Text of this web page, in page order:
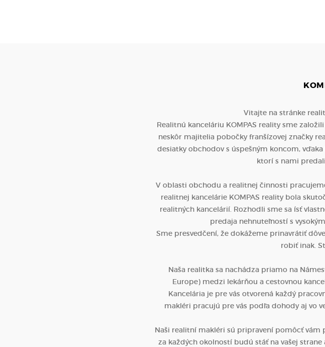
Vitajte na stránke
Realitnú kanceláriu KOMPAS reality sme
neskôr majitelia pobočky franšízovej značky
desiatky obchodov s úspešným koncom,
ktorí s nami
V oblasti obchodu a realitnej činnosti
realitnej kancelárie KOMPAS reality bola
realitných kancelárií. Rozhodli sme sa ísť
predaja nehnuteľností s
Sme presvedčení, že dokážeme prinavrátiť
robiť inak.
Naša realitka sa nachádza priamo na
Europe) medzi lekárňou a cestovnou
Kancelária je pre vás otvorená každý
makléri pracujú pre vás podľa dohody aj vo
Naši realitní makléri sú pripravení pomôcť vám
za každých okolností budú stáť na vašej